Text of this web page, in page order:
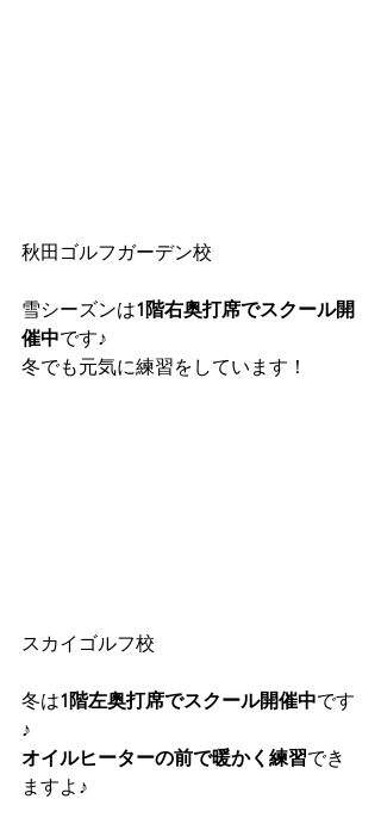
秋田ゴルフガーデン校
雪シーズンは1階右奥打席でスクール開
催中です♪
冬でも元気に練習をしています！
スカイゴルフ校
冬は1階左奥打席でスクール開催中です
♪
オイルヒーターの前で暖かく練習でき
ますよ♪